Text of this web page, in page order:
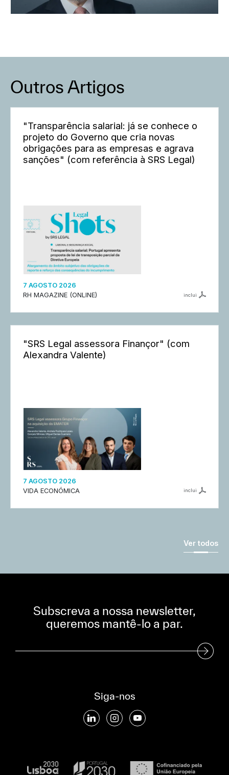
Outros Artigos
"Transparência salarial: já se conhece o
projeto do Governo que cria novas
obrigações para as empresas e agrava
sanções" (com referência à SRS Legal)
7 AGOSTO 2026
RH MAGAZINE (ONLINE)
inclui
"SRS Legal assessora Finançor" (com
Alexandra Valente)
7 AGOSTO 2026
VIDA ECONÓMICA
inclui
Ver todos
Subscreva a nossa newsletter,
queremos mantê-lo a par.
Subscreva a nossa Newsletter
Siga-nos